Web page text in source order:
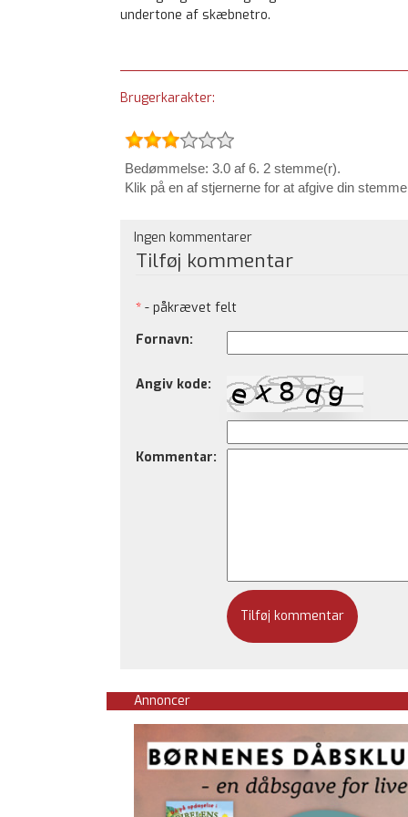
undertone af skæbnetro.
Brugerkarakter:
Bedømmelse: 3.0 af 6. 2 stemme(r).
Klik på en af stjernerne for at afgive din stemme
Ingen kommentarer
Tilføj kommentar
* - påkrævet felt
Fornavn:
Angiv kode:
Kommentar:
Annoncer